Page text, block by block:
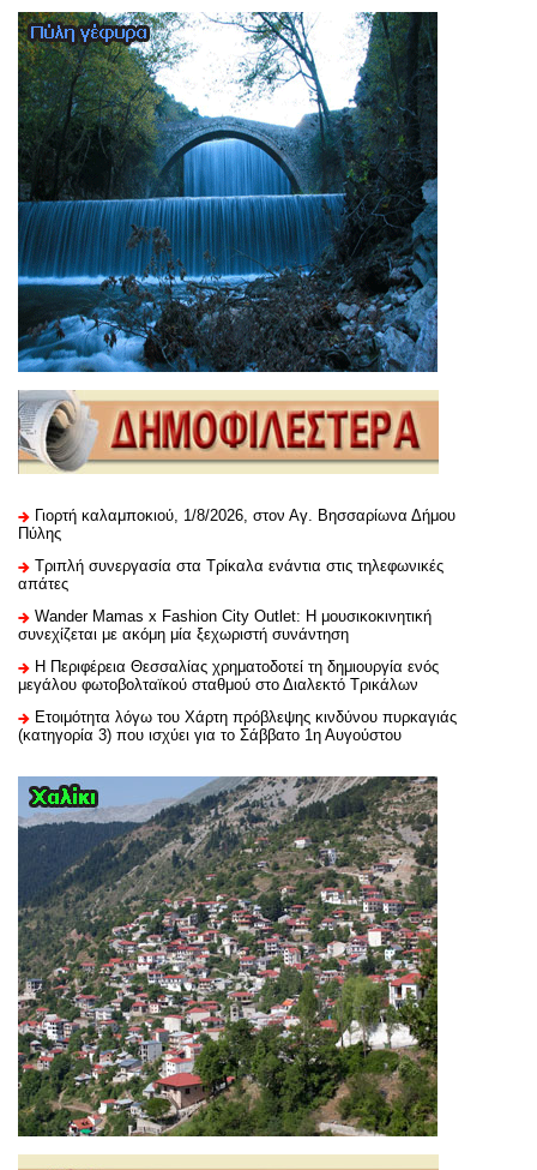
Γιορτή καλαμποκιού, 1/8/2026, στον Αγ. Βησσαρίωνα Δήμου
Πύλης
Τριπλή συνεργασία στα Τρίκαλα ενάντια στις τηλεφωνικές
απάτες
Wander Mamas x Fashion City Outlet: Η μουσικοκινητική
συνεχίζεται με ακόμη μία ξεχωριστή συνάντηση
H Περιφέρεια Θεσσαλίας χρηματοδοτεί τη δημιουργία ενός
μεγάλου φωτοβολταϊκού σταθμού στο Διαλεκτό Τρικάλων
Ετοιμότητα λόγω του Χάρτη πρόβλεψης κινδύνου πυρκαγιάς
(κατηγορία 3) που ισχύει για το Σάββατο 1η Αυγούστου